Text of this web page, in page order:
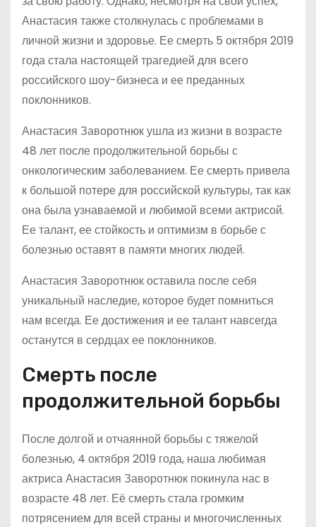
Анастасия также столкнулась с проблемами в
личной жизни и здоровье. Ее смерть 5 октября 2019
года стала настоящей трагедией для всего
российского шоу-бизнеса и ее преданных
поклонников.
Анастасия Заворотнюк ушла из жизни в возрасте
48 лет после продолжительной борьбы с
онкологическим заболеванием. Ее смерть привела
к большой потере для российской культуры, так как
она была узнаваемой и любимой всеми актрисой.
Ее талант, ее стойкость и оптимизм в борьбе с
болезнью оставят в памяти многих людей.
Анастасия Заворотнюк оставила после себя
уникальный наследие, которое будет помниться
нам всегда. Ее достижения и ее талант навсегда
останутся в сердцах ее поклонников.
Смерть после
продолжительной борьбы
После долгой и отчаянной борьбы с тяжелой
болезнью, 4 октября 2019 года, наша любимая
актриса Анастасия Заворотнюк покинула нас в
возрасте 48 лет. Её смерть стала громким
потрясением для всей страны и многочисленных